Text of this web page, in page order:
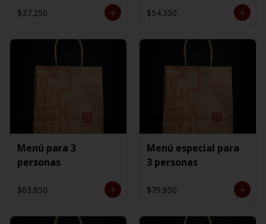
$37.250 $54.350
Menú para 3
personas
$63.850
Menú especial para
3 personas
$79.850